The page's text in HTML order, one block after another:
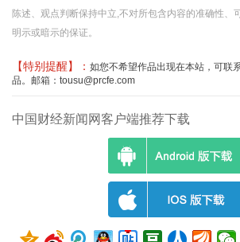
陈述、观点判断保持中立,不对所包含内容的准确性、
明示或暗示的保证。
【特别提醒】： 如您不希望作品出现在本站，可联
品。邮箱：tousu@prcfe.com
中国财经新闻网客户端推荐下载